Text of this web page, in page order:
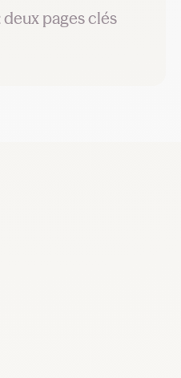
deux pages clés